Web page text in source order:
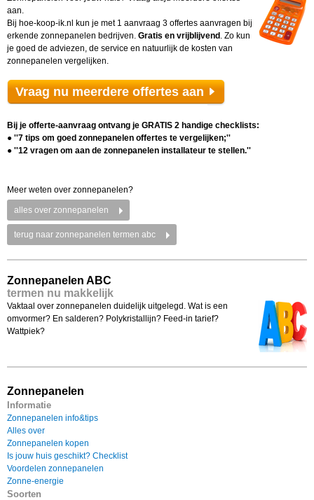
Zonnepanelen ABC
termen nu makkelijk
Vaktaal over zonnepanelen duidelijk uitgelegd. Wat is een
omvormer? En salderen? Polykristallijn? Feed-in tarief?
Wattpiek?
Zonnepanelen
Informatie
Zonnepanelen info&tips
Alles over
Zonnepanelen kopen
Is jouw huis geschikt? Checklist
Voordelen zonnepanelen
Zonne-energie
Soorten
aan.
Bij hoe-koop-ik.nl kun je met 1 aanvraag 3 offertes aanvragen bij
erkende zonnepanelen bedrijven. Gratis en vrijblijvend . Zo kun
je goed de adviezen, de service en natuurlijk de kosten van
zonnepanelen vergelijken.
Vraag nu meerdere offertes aan
Bij je offerte-aanvraag ontvang je GRATIS 2 handige checklists:
● ''7 tips om goed zonnepanelen offertes te vergelijken;''
● ''12 vragen om aan de zonnepanelen installateur te stellen.''
Meer weten over zonnepanelen?
alles over zonnepanelen
terug naar zonnepanelen termen abc